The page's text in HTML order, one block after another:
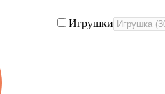
Игрушки